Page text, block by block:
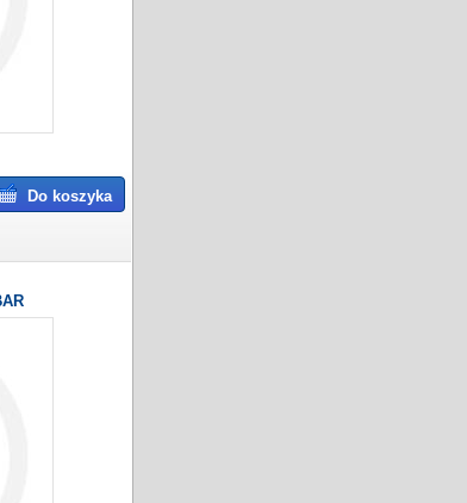
Do koszyka